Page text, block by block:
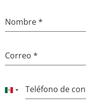
Nombre*
Correo *
Teléfono de
Mexico +52